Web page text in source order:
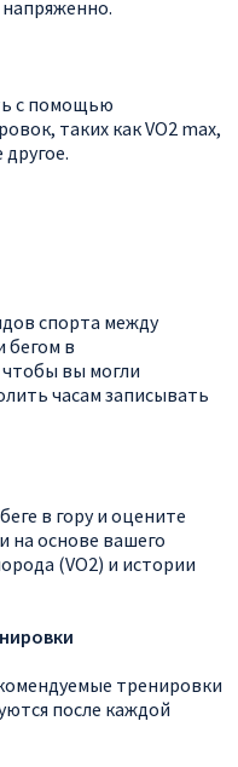
с помощью
таких как VO2 max,
спорта между
бегом в
вы могли
часам записывать
в гору и оцените
на основе вашего
(VO2) и истории
тренировки
после каждой